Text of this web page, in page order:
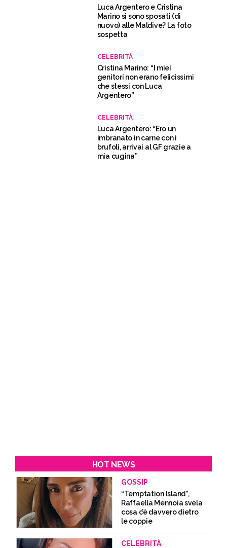
Luca Argentero e Cristina
Marino si sono sposati (di
nuovo) alle Maldive? La foto
sospetta
CELEBRITÀ
Cristina Marino: “I miei
genitori non erano felicissimi
che stessi con Luca
Argentero”
CELEBRITÀ
Luca Argentero: “Ero un
imbranato in carne con i
brufoli, arrivai al GF grazie a
mia cugina”
HOT NEWS
GOSSIP
“Temptation Island”,
Raffaella Mennoia svela
cosa c’è davvero dietro
le coppie
CELEBRITÀ